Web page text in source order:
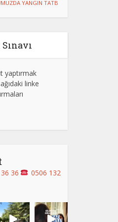
TATBİKATI GERÇEKLEŞTİRİLDİ
yaptırmak
linke
36
0506 132